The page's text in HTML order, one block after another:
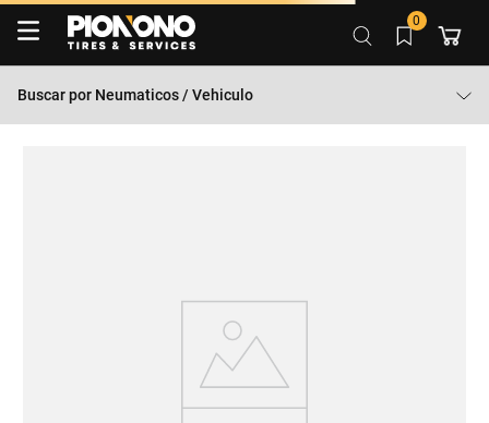
0
Buscar por Neumaticos / Vehiculo